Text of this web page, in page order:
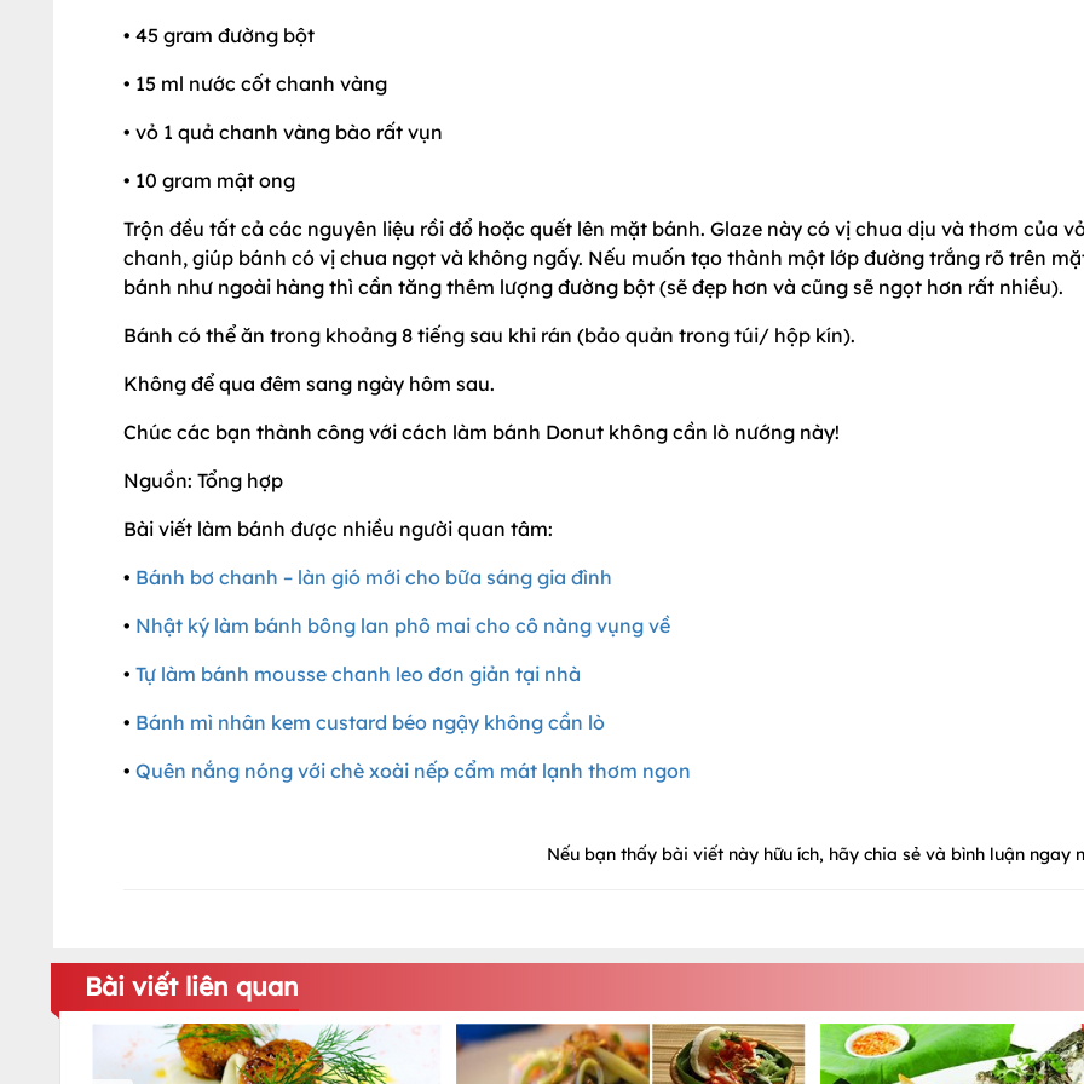
• 45 gram đường bột
• 15 ml nước cốt chanh vàng
• vỏ 1 quả chanh vàng bào rất vụn
• 10 gram mật ong
Trộn đều tất cả các nguyên liệu rồi đổ hoặc quết lên mặt bánh. Glaze này có vị chua dịu và thơm của
chanh, giúp bánh có vị chua ngọt và không ngấy. Nếu muốn tạo thành một lớp đường trắng rõ trên
bánh như ngoài hàng thì cần tăng thêm lượng đường bột (sẽ đẹp hơn và cũng sẽ ngọt hơn rất nhiều).
Bánh có thể ăn trong khoảng 8 tiếng sau khi rán (bảo quản trong túi/ hộp kín).
Không để qua đêm sang ngày hôm sau.
Chúc các bạn thành công với cách làm bánh Donut không cần lò nướng này!
Nguồn: Tổng hợp
Bài viết làm bánh được nhiều người quan tâm:
• Bánh bơ chanh – làn gió mới cho bữa sáng gia đình
• Nhật ký làm bánh bông lan phô mai cho cô nàng vụng về
• Tự làm bánh mousse chanh leo đơn giản tại nhà
• Bánh mì nhân kem custard béo ngậy không cần lò
• Quên nắng nóng với chè xoài nếp cẩm mát lạnh thơm ngon
Nếu bạn thấy bài viết này hữu ích, hãy chia sẻ và bình luận ngay
Bài viết liên quan